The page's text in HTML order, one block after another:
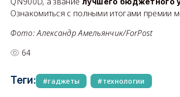
Ознакомиться с полными итогами премии
Фото: Александр Амельянчик/ForPost
64
Теги: гаджеты технологии